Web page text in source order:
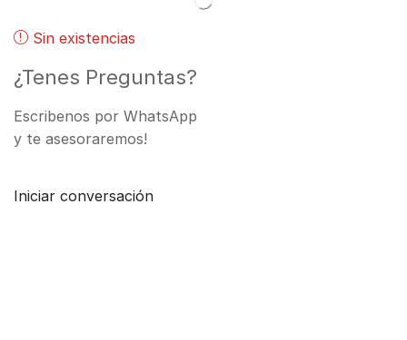
Sin existencias
¿Tenes Preguntas?
Escribenos por WhatsApp
y te asesoraremos!
Iniciar conversación